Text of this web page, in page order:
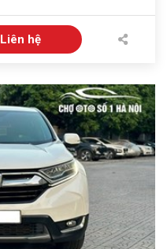
Liên hệ